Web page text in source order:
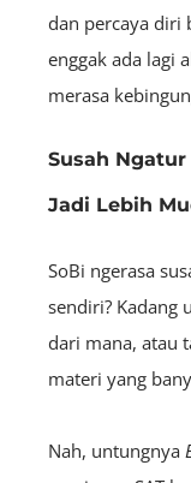
dan percaya diri
enggak ada lagi
merasa
Susah Ngatur
Jadi Lebih
SoBi ngerasa
sendiri? Kadang
dari mana, atau
materi yang
Nah, untungnya